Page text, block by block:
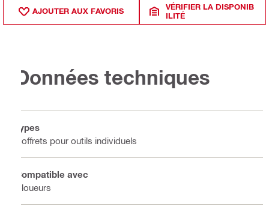
AJOUTER AUX FAVORIS
VÉRIFIER LA DISPONIB
ILITÉ
Données techniques
Types
Coffrets pour outils individuels
Compatible avec
Cloueurs